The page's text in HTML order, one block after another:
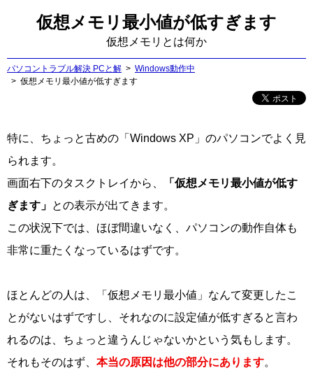
仮想メモリ最小値が低すぎます
仮想メモリとは何か
パソコントラブル解決 PCと解
Windows動作中
仮想メモリ最小値が低すぎます
特に、ちょっと古めの「Windows XP」のパソコンでよく見
られます。
画面右下のタスクトレイから、
「仮想メモリ最小値が低す
ぎます」 との表示が出てきます。
この状況下では、ほぼ間違いなく、パソコンの動作自体も
非常に重たくなっているはずです。
ほとんどの人は、「仮想メモリ最小値」なんて変更したこ
とがないはずですし、それなのに設定値が低すぎると言わ
れるのは、ちょっと違うんじゃないかという気もします。
それもそのはず、 本当の原因は他の部分にあります。